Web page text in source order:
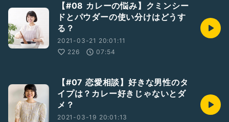
【#08 カレーの悩み】クミンシー
ドとパウダーの使い分けはどうす
る？
2021-03-21 20:01:11
226
07:54
【#07 恋愛相談】好きな男性のタ
イプは？カレー好きじゃないとダ
メ？
2021-03-19 20:01:13